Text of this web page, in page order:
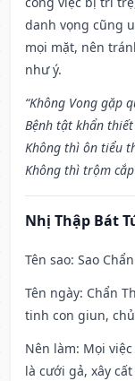
danh vọng cũng
mọi mặt, nên
như ý.
“Không Vong gặp
Bệnh tật khẩn
Không thì ôn tiểu
Không thì trộm
Nhị Thập Bát
Tên sao: Sao Chẩn
Tên ngày: Chẩn
tinh con giun,
Nên làm: Mọi
là cưới gả, xây